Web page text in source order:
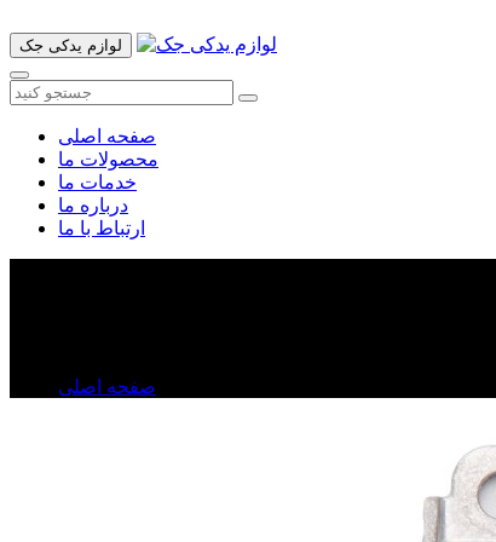
لوازم یدکی جک
صفحه اصلی
محصولات ما
خدمات ما
درباره ما
ارتباط با ما
صفحه اصلی